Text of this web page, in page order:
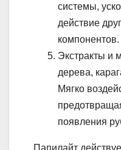
системы,
действие
компонентов.
Экстракты и
дерева,
Мягко
появления